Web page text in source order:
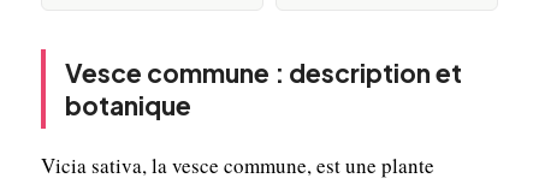
Vesce commune : description et
botanique
Vicia sativa, la vesce commune, est une plante